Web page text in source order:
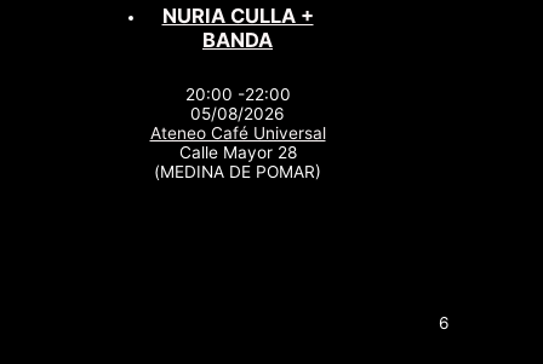
NURIA CULLA +
BANDA
20:00 -22:00
05/08/2026
Ateneo Café Universal
Calle Mayor 28
(MEDINA DE POMAR)
6